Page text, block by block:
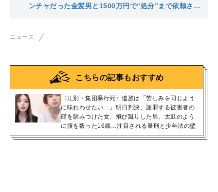
ンチャだった金髪男と1500万円で“処分”まで依頼され
ニュース
こちらの記事もおすすめ
〈江別・集団暴行死〉遺族は「苦しみを同じよう
に味わわせたい…」明日判決、謝罪する被害者の
顔を踏みつけた女、飛び蹴りした男、太鼓のよう
に腹を殴った16歳…注目される量刑と少年法の壁